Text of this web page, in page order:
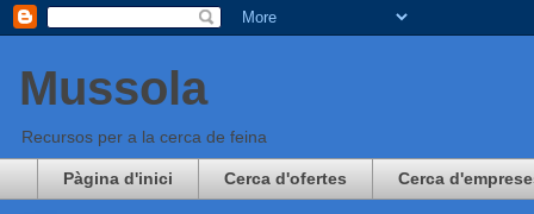
Mussola
Recursos per a la cerca de feina
Pàgina d'inici Cerca d'ofertes Cerca